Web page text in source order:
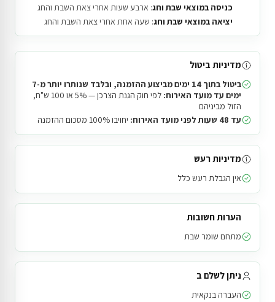
כניסה במוצאי שבת וחג: ארבע שעות אחרי צאת השבת והחג
יציאה במוצאי שבת וחג: שעה אחת אחרי צאת השבת והחג
מדיניות ביטול
ביטול בתוך 14 ימים מביצוע ההזמנה, ובלבד שנותרו יותר מ-7
ימים עד מועד האירוח:
לפי חוק הגנת הצרכן — 5% או 100 ש"ח,
הזול מביניהם
עד 48 שעות לפני מועד האירוח:
יחויבו 100% מסכום ההזמנה
מדיניות רעש
אין הגבלת רעש כלל
הערות חשובות
מתחם שומר שבת
ניתן לשלם ב
העברה בנקאית